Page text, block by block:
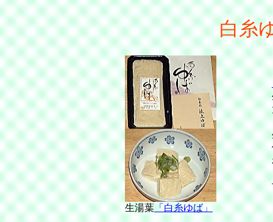
白糸
生湯葉 「白糸ゆば」